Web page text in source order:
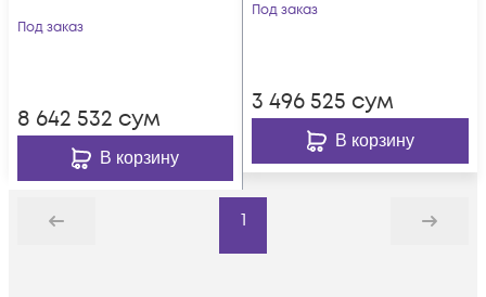
Под заказ
8 642 532 сум
В корзину
Под заказ
3 496 525 сум
В корзину
Назад
1
Дальше